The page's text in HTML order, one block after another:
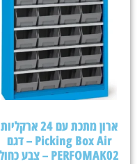
ארון מתכת עם 24 ארקליות
Picking Box Air – דגם
PERFOMAK02 – צבע כחול